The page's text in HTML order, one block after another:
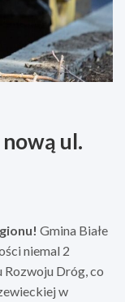
nową ul.
Gmina Białe
niemal 2
Rozwoju Dróg, co
w